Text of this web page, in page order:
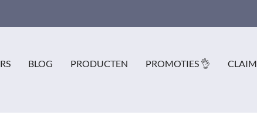
BLOG PRODUCTEN PROMOTIES 👌 CLAIM